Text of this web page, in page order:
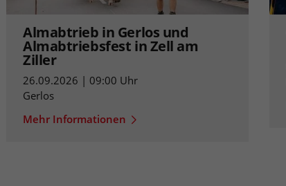
Almabtrieb in Gerlos und
Almabtriebsfest in Zell am
Ziller
26.09.2026 | 09:00 Uhr
Gerlos
Mehr Informationen